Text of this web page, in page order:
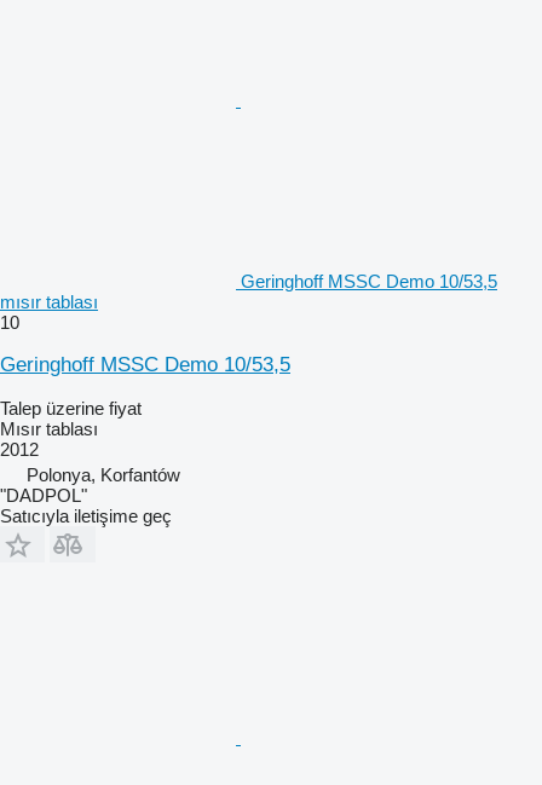
Geringhoff MSSC Demo 10/53,5
mısır tablası
10
Geringhoff MSSC Demo 10/53,5
Talep üzerine fiyat
Mısır tablası
2012
Polonya, Korfantów
"DADPOL"
Satıcıyla iletişime geç